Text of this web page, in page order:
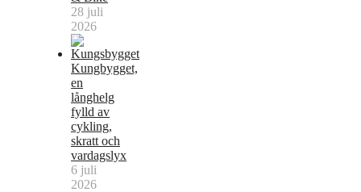
28 juli
2026
Kungbygget,
en
långhelg
fylld av
cykling,
skratt och
vardagslyx
6 juli
2026